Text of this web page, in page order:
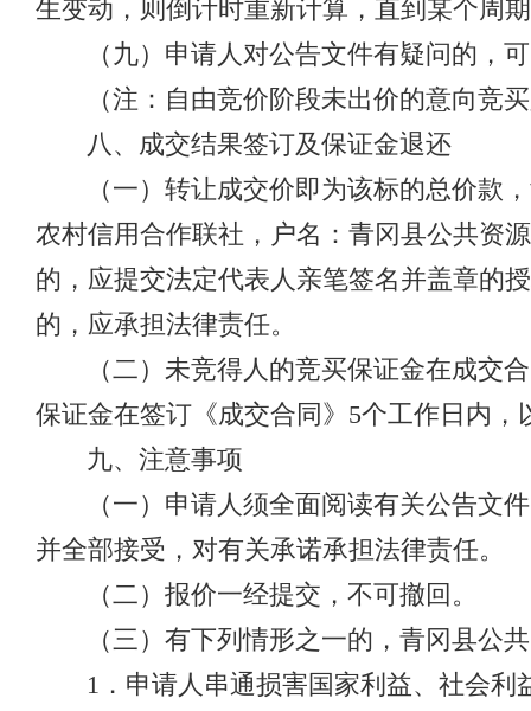
生变动，则倒计时重新计算，直到某个周
（九）申请人对公告文件有疑问的，
（注：自由竞价阶段未出价的意向竞
八、成交结果签订及保证金退还
（一）转让成交价即为该标的总价款
农村信用合作联社，户名：青冈县公共资
的，应提交法定代表人亲笔签名并盖章的
的，应承担法律责任。
（二）未竞得人的竞买保证金在成交
保证金在签订《成交合同》5个工作日内
九、注意事项
（一）申请人须全面阅读有关公告文
并全部接受，对有关承诺承担法律责任。
（二）报价一经提交，不可撤回。
（三）有下列情形之一的，青冈县公
1．申请人串通损害国家利益、社会利